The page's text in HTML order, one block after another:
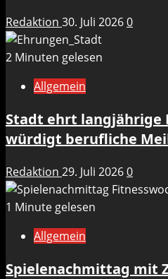
Redaktion 30. Juli 20260
2 Minuten gelesen
Allgemein
Stadt ehrt langjährige
würdigt berufliche
Redaktion 29. Juli 20260
1 Minute gelesen
Allgemein
Spielenachmittag mit